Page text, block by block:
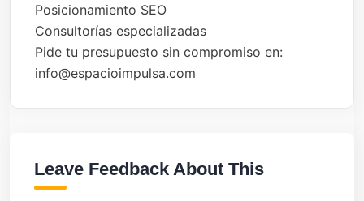
Posicionamiento SEO
Consultorías especializadas
Pide tu presupuesto sin compromiso en:
info@espacioimpulsa.com
Leave Feedback About This